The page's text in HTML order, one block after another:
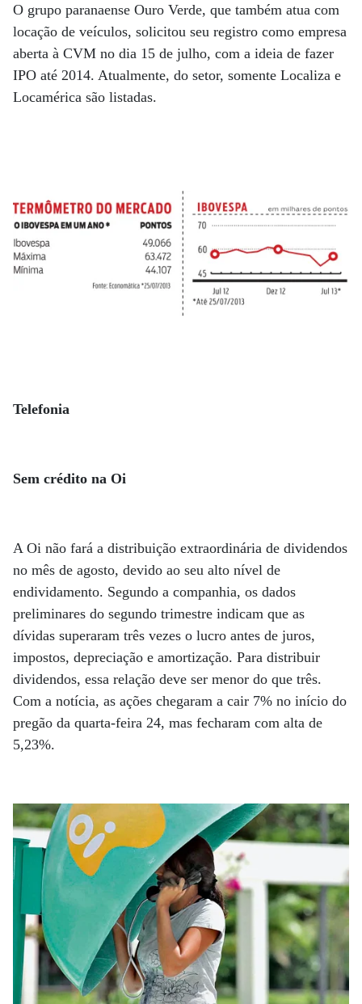
O grupo paranaense Ouro Verde, que também atua com
locação de veículos, solicitou seu registro como empresa
aberta à CVM no dia 15 de julho, com a ideia de fazer
IPO até 2014. Atualmente, do setor, somente Localiza e
Locamérica são listadas.
Telefonia
Sem crédito na Oi
A Oi não fará a distribuição extraordinária de dividendos
no mês de agosto, devido ao seu alto nível de
endividamento. Segundo a companhia, os dados
preliminares do segundo trimestre indicam que as
dívidas superaram três vezes o lucro antes de juros,
impostos, depreciação e amortização. Para distribuir
dividendos, essa relação deve ser menor do que três.
Com a notícia, as ações chegaram a cair 7% no início do
pregão da quarta-feira 24, mas fecharam com alta de
5,23%.